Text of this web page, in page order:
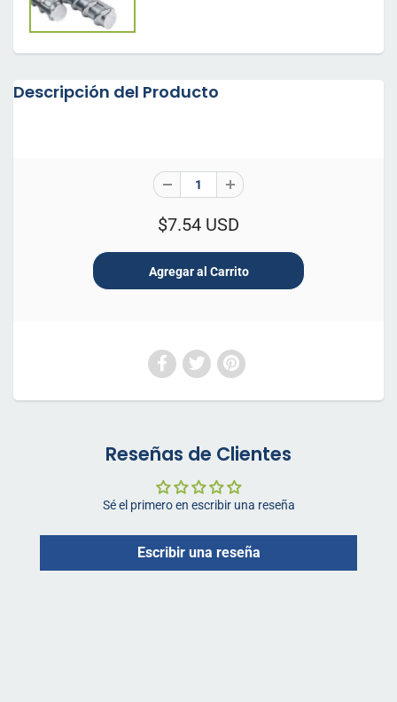
Descripción del Producto
$7.54 USD
Reseñas de Clientes
Sé el primero en escribir una reseña
Escribir una reseña